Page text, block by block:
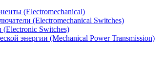
(Electromechanical)
(Electromechanical Switches)
Switches)
энергии (Mechanical Power Transmission)